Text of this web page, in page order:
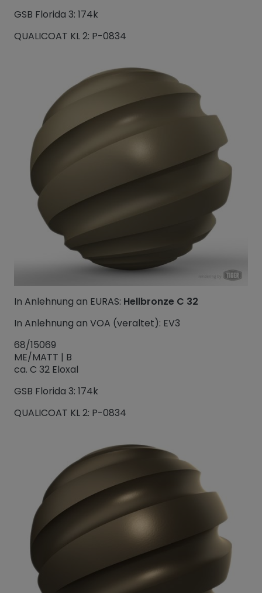
GSB Florida 3: 174k
QUALICOAT KL 2: P-0834
In Anlehnung an EURAS: Hellbronze C 32
In Anlehnung an VOA (veraltet): EV3
68/15069
ME/MATT | B
ca. C 32 Eloxal
GSB Florida 3: 174k
QUALICOAT KL 2: P-0834